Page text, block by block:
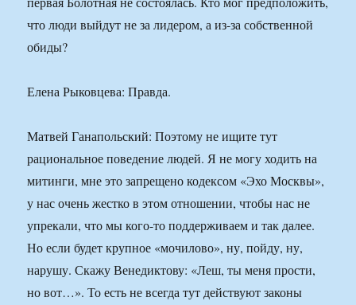
что люди выйдут не за лидером, а из-за собственной
обиды?
Елена Рыковцева: Правда.
Матвей Ганапольский: Поэтому не ищите тут
рациональное поведение людей. Я не могу ходить на
митинги, мне это запрещено кодексом «Эхо Москвы»,
у нас очень жестко в этом отношении, чтобы нас не
упрекали, что мы кого-то поддерживаем и так далее.
Но если будет крупное «мочилово», ну, пойду, ну,
нарушу. Скажу Венедиктову: «Леш, ты меня прости,
но вот…». То есть не всегда тут действуют законы